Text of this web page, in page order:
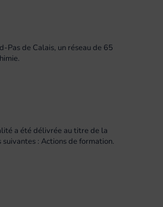
Pas de Calais, un réseau de 65
a été délivrée au titre de la
: Actions de formation.